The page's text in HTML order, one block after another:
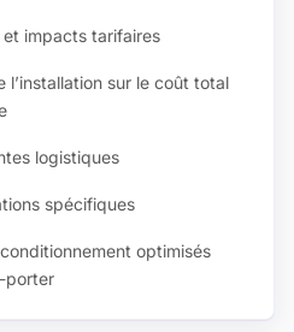
impacts tarifaires
sur le coût total
logistiques
spécifiques
optimisés
porter